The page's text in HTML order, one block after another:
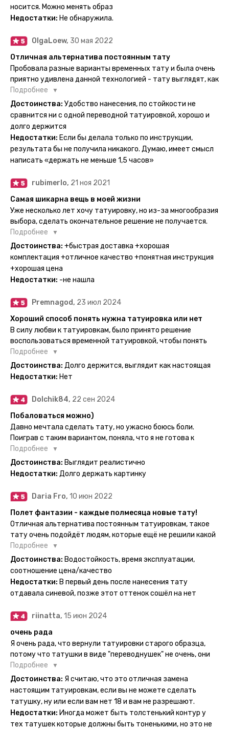
Посмотрю как булет ы носке. Обязательно закажу ещё.
носится. Можно менять образ
Недостатки: Не обнаружила.
OlgaLoew, 30 мая 2022
Отличная альтернатива постоянным тату
Пробовала разные варианты временных тату и была очень
приятно удивлена данной технологией - тату выглядят, как
настоящие, и не тускнеют больше недели даже несмотря
на контакты с водой! На сайте очень большой выбор по
тематике и размерам, быстрая доставка. Заказывала сразу
очередного рисунка у меня на руке друзья до сих пор
каждый раз уточняют, временная ли тату или я всё-таки
решила себе что-то набить :) Т. к. если следовать
инструкции, то её действительно не отличить от
настоящей. Главное, не стараться перевести большую
тату на какой-то маленький участок кожи (например,
запястье) - вследствие чего могут плохо отпечататься
какие-то части рисунка. Но это, скажем так, риски, которые
вы берёте на себя сами ;)
Подробнее
Достоинства: Удобство нанесения, по стойкости не
сравнится ни с одной переводной татуировкой, хорошо и
долго держится
Недостатки: Если бы делала только по инструкции,
результата бы не получила никакого. Думаю, имеет смысл
написать «держать не меньше 1,5 часов»
rubimerlo, 21 ноя 2021
Самая шикарна вещь в моей жизни
Уже несколько лет хочу татуировку, но из-за многообразия
выбора, сделать окончательное решение не получается.
Поэтому everink стали для меня настоящей находкой. Как
только тату пришли, я сразу понеслась их забирать. Хочу
отметить, что у everink очень большой выбор мест для
доставки, что значительно упрощает процесс получения
тату. Посылка была упакованна в бумажный плотный
конверт, внутри оказалась ещё одна упаковка с
дизайнерским принтом. Комплектация набора: сами тату,
упакованные в специальные пакетики, салфетки,
инструкция по нанесению. Всё выглядит очень мило. Я уже
нанесла одну из них и сейчас жду результата. Всё очень
понятно объяснено, отдельным плюсом для меня стала
картинка с обозначениями тех мечт, где тату будет
держаться дольше всего. В общем всём советую и
рекомендую, буду заказывать ещё))
Подробнее
Достоинства: +быстрая доставка +хорошая
комплектация +отличное качество +понятная инструкция
+хорошая цена
Недостатки: -не нашла
Premnagod, 23 июл 2024
Хороший способ понять нужна татуировка или нет
В силу любви к татуировкам, было принято решение
воспользоваться временной татуировкой, чтобы понять
хочется набивать настоящую или нет, как оказалось
смысла набивать нет, ведь можно постоянно делать
временные татуировки и в случае если одна не понравится
больше ничего и не нужно.
Подробнее
Достоинства: Долго держится, выглядит как настоящая
Недостатки: Нет
Dolchik84, 22 сен 2024
Побаловаться можно)
Давно мечтала сделать тату, но ужасно боюсь боли.
Поиграв с таким вариантом, поняла, что я не готова к
постоянной тату. Поэтому благодарю, что есть такая
возможность. Муж смог сделать тату в нескольких местах
одной картинкой).
Подробнее
Достоинства: Выглядит реалистично
Недостатки: Долго держать картинку
Daria Fro, 10 июн 2022
Полет фантазии - каждые полмесяца новые тату!
Отличная альтернатива постоянным татуировкам, такое
тату очень подойдёт людям, которые ещё не решили какой
эскиз им подойдёт на всю жизнь - продукт еверинк
держится на теле до 2 недель - после нанесения не нужно
бояться мочить такие тату, вода их так просто не смоет. К
рисункам прикладывается инструкция, но я предпочла
другой способ нанесения - оставила наклейку на теле на
ночь, чтобы точно перестраховаться - на утро эффект
сразу же проявился. На неподвижных частях тела тату
носится дольше, поэтому нужно обдуманно выбирать куда
её стоит наносить. Когда рисунок начнёт стираться -
водой спокойно можно убрать оставшийся контур.
Подробнее
Достоинства: Водостойкость, время эксплуатации,
соотношение цена/качество
Недостатки: В первый день после нанесения тату
отдавала синевой, позже этот оттенок сошёл на нет
riinatta, 15 июн 2024
очень рада
Я очень рада, что вернули татуировки старого образца,
потому что татушки в виде "переводнушек" не очень, они
просто не "усиживались", не те темнели, а после душа
вообще слазили, вот недавно сделала фризби дог и он
через сутки проявился и все ещё держится!! ну а 4 звезды
потому что у меня ещё очень много переводных
татуировок(
Подробнее
Достоинства: Я считаю, что это отличная замена
настоящим татуировкам, если вы не можете сделать
татушку, ну или если вам нет 18 и вам не разрешают.
Недостатки: Иногда может быть толстенький контур у
тех татушек которые должны быть тоненькими, но это не